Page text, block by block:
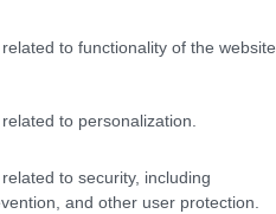
to functionality of the website
to personalization.
to security, including
and other user protection.